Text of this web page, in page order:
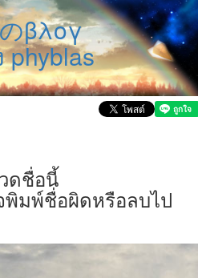
βλογ
ดชื่อนี้
พิมพ์ชื่อผิดหรือลบไป